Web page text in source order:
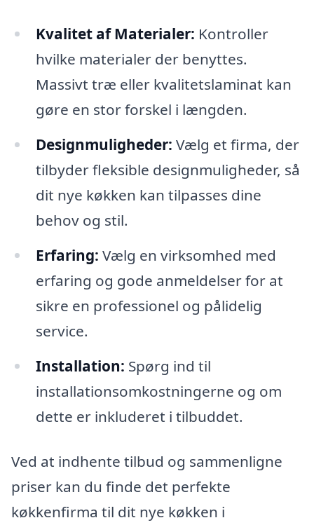
Kvalitet af Materialer: Kontroller
hvilke materialer der benyttes.
Massivt træ eller kvalitetslaminat kan
gøre en stor forskel i længden.
Designmuligheder: Vælg et firma, der
tilbyder fleksible designmuligheder, så
dit nye køkken kan tilpasses dine
behov og stil.
Erfaring: Vælg en virksomhed med
erfaring og gode anmeldelser for at
sikre en professionel og pålidelig
service.
Installation: Spørg ind til
installationsomkostningerne og om
dette er inkluderet i tilbuddet.
Ved at indhente tilbud og sammenligne
priser kan du finde det perfekte
køkkenfirma til dit nye køkken i